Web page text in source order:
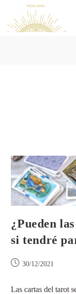
¿Pueden
si tendré
30/12/2021
Las cartas del tarot